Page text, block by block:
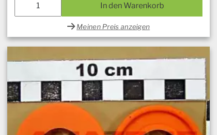
In den Warenkorb
Meinen Preis anzeigen